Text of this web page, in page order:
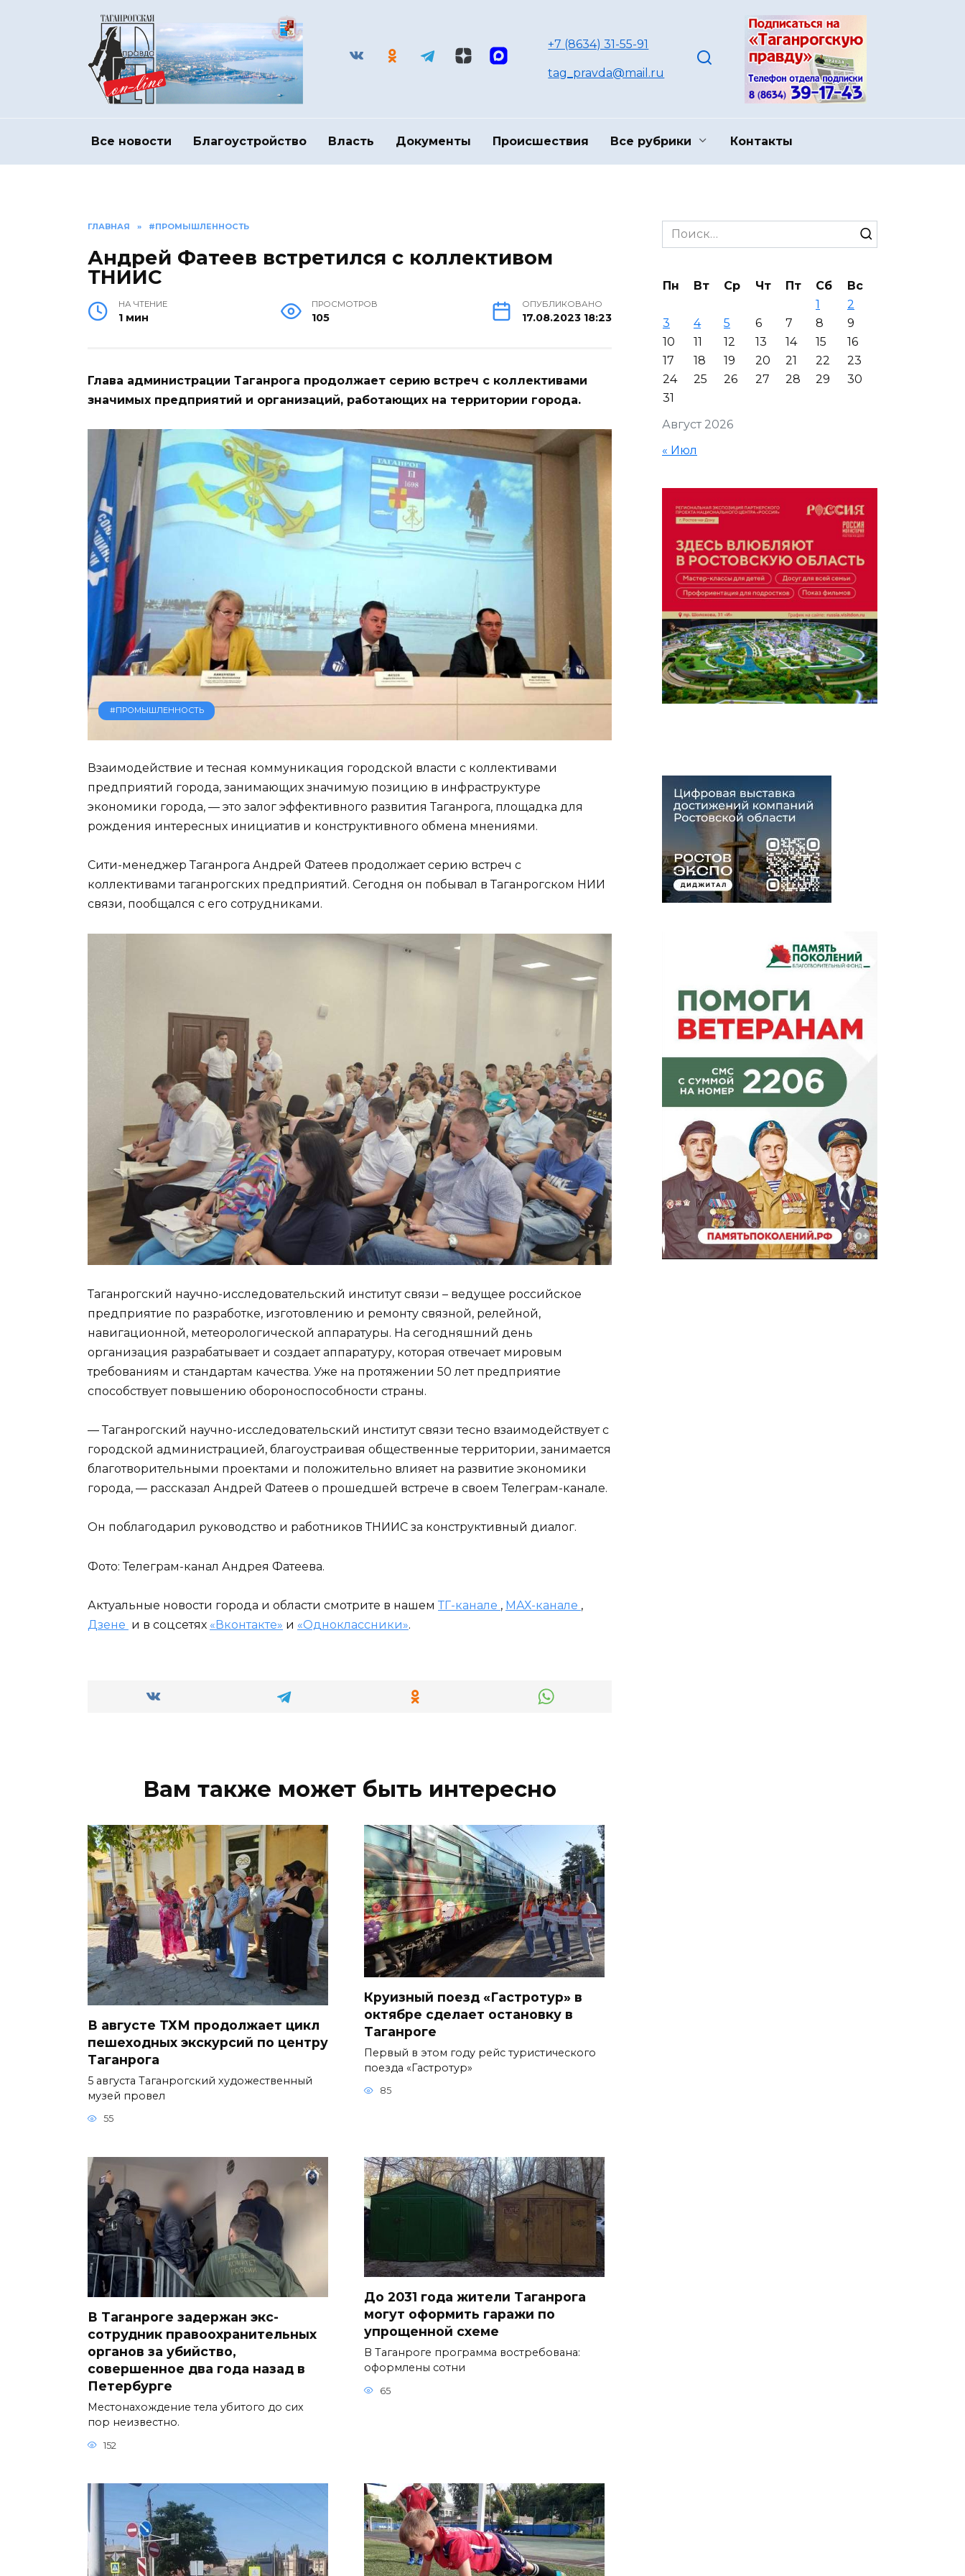
+7 (8634) 31-55-91
tag_pravda@mail.ru
Все новости Благоустройство Власть Документы Происшествия Все рубрики Контакты
ГЛАВНАЯ » #ПРОМЫШЛЕННОСТЬ
Андрей Фатеев встретился с коллективом
ТНИИС
НА ЧТЕНИЕ
1 мин
ПРОСМОТРОВ
105
ОПУБЛИКОВАНО
17.08.2023 18:23
Глава администрации Таганрога продолжает серию встреч с коллективами
значимых предприятий и организаций, работающих на территории города.
#ПРОМЫШЛЕННОСТЬ
Взаимодействие и тесная коммуникация городской власти с коллективами
предприятий города, занимающих значимую позицию в инфраструктуре
экономики города, — это залог эффективного развития Таганрога, площадка для
рождения интересных инициатив и конструктивного обмена мнениями.
Сити-менеджер Таганрога Андрей Фатеев продолжает серию встреч с
коллективами таганрогских предприятий. Сегодня он побывал в Таганрогском НИИ
связи, пообщался с его сотрудниками.
Таганрогский научно-исследовательский институт связи – ведущее российское
предприятие по разработке, изготовлению и ремонту связной, релейной,
навигационной, метеорологической аппаратуры. На сегодняшний день
организация разрабатывает и создает аппаратуру, которая отвечает мировым
требованиям и стандартам качества. Уже на протяжении 50 лет предприятие
способствует повышению обороноспособности страны.
— Таганрогский научно-исследовательский институт связи тесно взаимодействует с
городской администрацией, благоустраивая общественные территории, занимается
благотворительными проектами и положительно влияет на развитие экономики
города, — рассказал Андрей Фатеев о прошедшей встрече в своем Телеграм-канале.
Он поблагодарил руководство и работников ТНИИС за конструктивный диалог.
Фото: Телеграм-канал Андрея Фатеева.
Актуальные новости города и области смотрите в нашем ТГ-канале , МАХ-канале ,
Дзене и в соцсетях «Вконтакте» и «Одноклассники».
Вам также может быть интересно
В августе ТХМ продолжает цикл
пешеходных экскурсий по центру
Таганрога
5 августа Таганрогский художественный
музей провел
55
Круизный поезд «Гастротур» в
октябре сделает остановку в
Таганроге
Первый в этом году рейс туристического
поезда «Гастротур»
85
В Таганроге задержан экс-
сотрудник правоохранительных
органов за убийство,
совершенное два года назад в
Петербурге
Местонахождение тела убитого до сих
пор неизвестно.
152
До 2031 года жители Таганрога
могут оформить гаражи по
упрощенной схеме
В Таганроге программа востребована:
оформлены сотни
65
Search
for:
Август 2026
Пн Вт Ср Чт Пт Сб
Вс
1
2
3
4 5 6 7 8
9
10
11 12 13 14 15
16
17
18 19 20 21 22
23
24
25 26 27 28 29
30
31
« Июл